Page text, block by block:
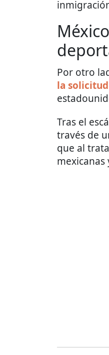
Por otro
la
Tras el
través de
que al